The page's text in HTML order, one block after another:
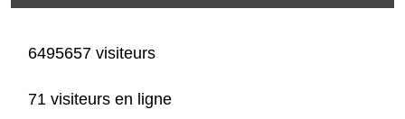
6495657 visiteurs
71 visiteurs en ligne